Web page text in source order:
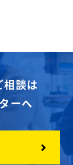
相談は
ーへ